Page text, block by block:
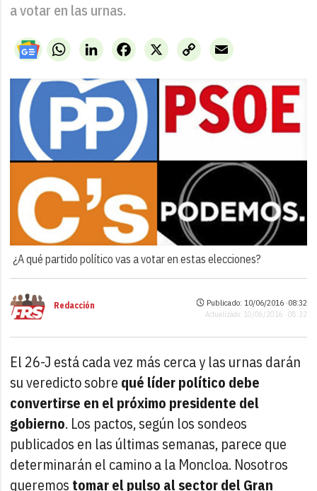
a votar en las urnas.
WhatsAppLinkedIn X
Facebook
Copy
Link
Email
¿A qué partido político vas a votar en estas elecciones?
Redacción Publicado: 10/06/2016 ·08:32
Actualizado: 10/06/2016 · 08:32
El 26-J está cada vez más cerca y las urnas darán
su veredicto sobre qué líder político debe
convertirse en el próximo presidente del
gobierno. Los pactos, según los sondeos
publicados en las últimas semanas, parece que
determinarán el camino a la Moncloa. Nosotros
queremos tomar el pulso al sector del Gran